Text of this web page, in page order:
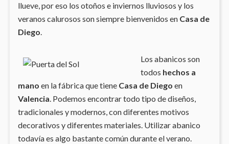
llueve, por eso los otoños e inviernos lluviosos y los
veranos calurosos son siempre bienvenidos en Casa de
Diego.
Los abanicos son
todos hechos a
mano en la fábrica que tiene Casa de Diego en
Valencia. Podemos encontrar todo tipo de diseños,
tradicionales y modernos, con diferentes motivos
decorativos y diferentes materiales. Utilizar abanico
todavía es algo bastante común durante el verano.